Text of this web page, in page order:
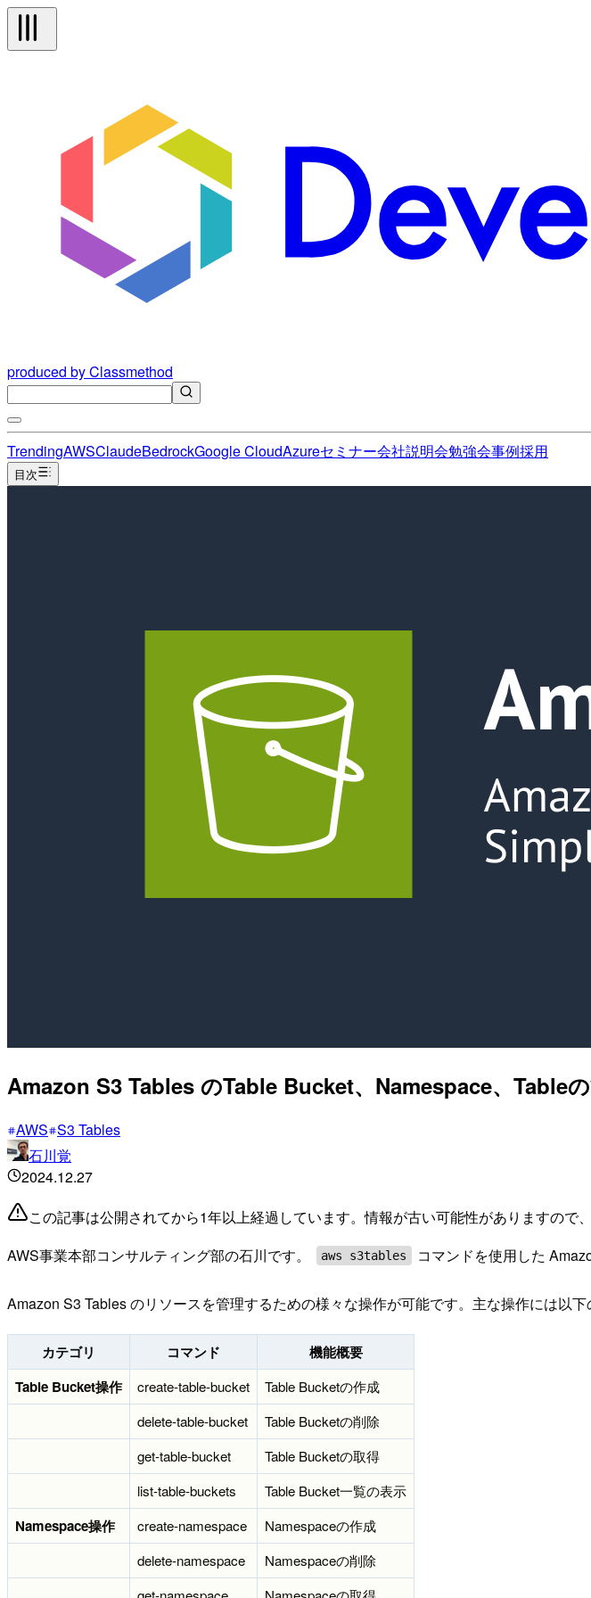
produced by Classmethod
TrendingAWSClaudeBedrockGoogle CloudAzureセミナー会社説明会勉強会事例採用
目次
Amazon S3 Tables のTable Bucket、Namespace、Table
AWS S3 Tables
石川覚
2024.12.27
この記事は公開されてから1年以上経過しています。情報が古い可能性がありますので、
AWS事業本部コンサルティング部の石川です。
aws s3tables コマンドを使用した
Amazon S3 Tables のリソースを管理するための様々な操作が可能です。主な操作には以下
カテゴリ コマンド
機能概要
Table Bucket操作
create-table-bucket
Table Bucketの作成
delete-table-bucket
Table Bucketの削除
get-table-bucket
Table Bucketの取得
list-table-buckets
Table Bucket一覧の表示
Namespace操作 create-namespace
Namespaceの作成
delete-namespace
Namespaceの削除